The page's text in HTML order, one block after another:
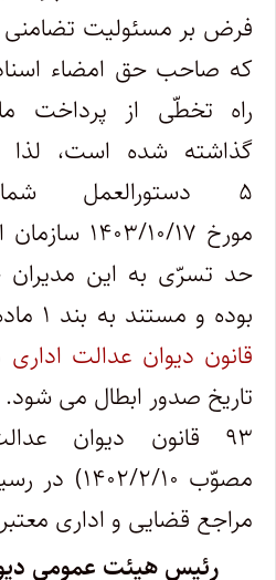
فرض بر مسئولیت تضامنی
که صاحب حق امضاء اسناد
راه تخطّی از پرداخت
مورخ ۱۴۰۳/
حد تسرّی به این مدیران
بوده و مستند به بند ۱ ماده ۱۲ و مواد ۱۳ و ۸۸
قانون دیوان عدالت اداری
تاریخ صدور ابطال می
۹۳ قانون دیوان
مصوّب
مراجع قضایی و اداری
رئیس هیئت عمومی